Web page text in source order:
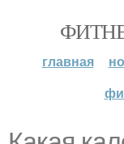
главная